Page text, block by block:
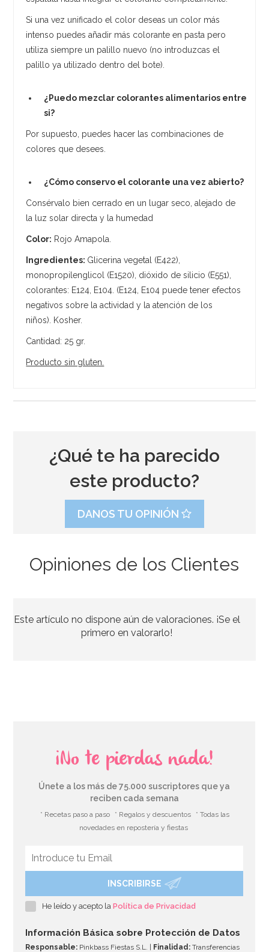
Si una vez unificado el color deseas un color más
intenso puedes añadir más colorante en pasta pero
utiliza siempre un palillo nuevo (no introduzcas el
palillo ya utilizado dentro del bote).
¿Puedo mezclar colorantes alimentarios entre
si?
Por supuesto, puedes hacer las combinaciones de
colores que desees.
¿Cómo conservo el colorante una vez abierto?
Consérvalo bien cerrado en un lugar seco, alejado de
la luz solar directa y la humedad
Color: Rojo Amapola.
Ingredientes: Glicerina vegetal (E422),
monopropilenglicol (E1520), dióxido de silicio (E551),
colorantes: E124, E104. (E124, E104 puede tener efectos
negativos sobre la actividad y la atención de los
niños). Kosher.
Cantidad: 25 gr.
Producto sin gluten.
¿Qué te ha parecido
este producto?
DANOS TU OPINIÓN
Opiniones de los Clientes
Este artículo no dispone aún de valoraciones. ¡Se el
primero en valorarlo!
¡No te pierdas nada!
Únete a los más de 75.000 suscriptores que ya
reciben cada semana
* Recetas paso a paso * Regalos y descuentos
* Todas las
novedades en repostería y fiestas
INSCRIBIRSE
He leído y acepto laPolítica de Privacidad
Información Básica sobre Protección de Datos
Responsable: Pinkbass Fiestas S.L. | Finalidad: Transferencias